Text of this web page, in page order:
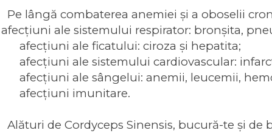
Pe lângă combaterea anemiei și a oboselii
afecțiuni ale sistemului respirator: bronșita,
afecțiuni ale ficatului: ciroza și hepatita;
afecțiuni ale sistemului cardiovascular:
afecțiuni ale sângelui: anemii, leucemii,
afecțiuni imunitare.
Alături de Cordyceps Sinensis, bucură-te și de